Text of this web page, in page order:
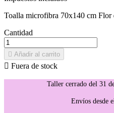
Toalla microfibra 70x140 cm Flor
Cantidad
 Añadir al carrito
 Fuera de stock
Taller cerrado del 31
Envíos desde